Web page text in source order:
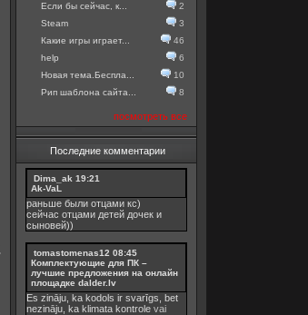
Если бы сейчас, к...
2
Steam
3
Какие игры играет...
46
help
6
Новая тема.Беспла...
10
Рип шаблона сайта...
8
посмотреть все
Последние комментарии
Dima_ak 19:21
Ak-VaL
раньше были отцами кс)
сейчас отцами детей дочек и
сыновей))
tomastomenas12 08:45
Комплектующие для ПК –
лучшие предложения на онлайн
площадке dalder.lv
Es zināju, ka kodols ir svarīgs, bet
nezināju, ka klimata kontrole vai